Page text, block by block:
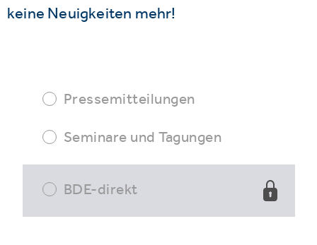
keine Neuigkeiten mehr!
Pressemitteilungen
Seminare und Tagungen
BDE-direkt